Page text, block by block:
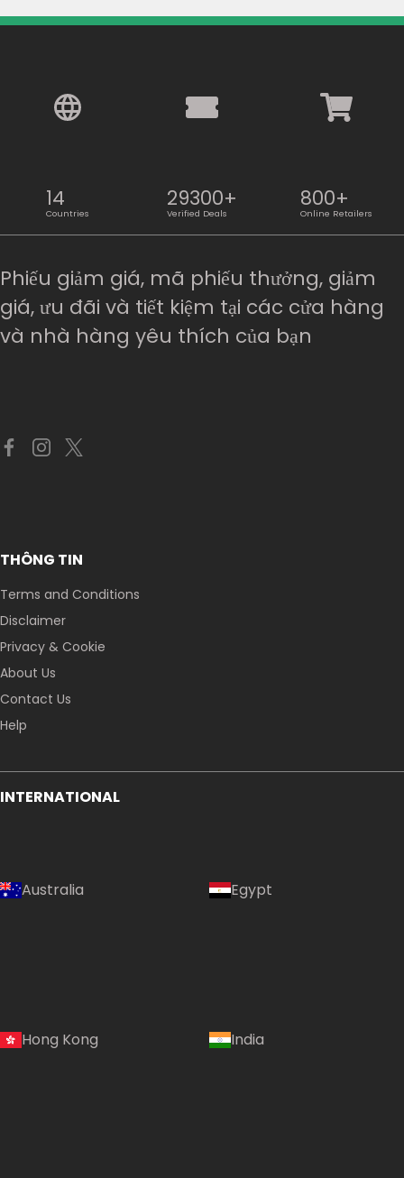
14
Countries
29300+
Verified Deals
800+
Online Retailers
Phiếu giảm giá, mã phiếu thưởng, giảm
giá, ưu đãi và tiết kiệm tại các cửa hàng
và nhà hàng yêu thích của bạn
THÔNG TIN
Terms and Conditions
Disclaimer
Privacy & Cookie
About Us
Contact Us
Help
INTERNATIONAL
Australia Egypt
Hong Kong India